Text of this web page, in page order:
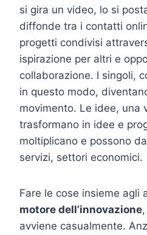
si gira un video, lo si
diffonde tra i contatti
progetti condivisi
ispirazione per altri e
collaborazione. I singoli,
in questo modo,
movimento. Le idee, una
trasformano in idee e
moltiplicano e possono
servizi, settori economici.
Fare le cose insieme agli
motore dell’innovazione
avviene casualmente.